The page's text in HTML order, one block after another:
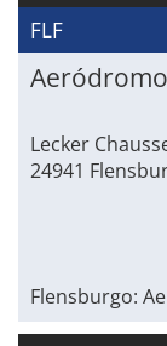
FLF
Lecker
24941
Flensburgo: